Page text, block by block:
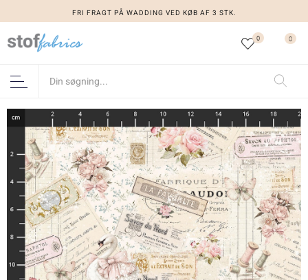
FRI FRAGT PÅ WADDING VED KØB AF 3 STK.
0 0